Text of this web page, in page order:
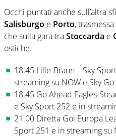
Occhi puntati anche sull’altra
Salisburgo e Porto,
che sulla gara traStoccarda e
ostiche.
18.45 Lille-Brann – Sky
streaming su NOW e Sky Go
18.45 Go Ahead Eagles-
e Sky Sport 252 e in
21.00 Diretta Gol Europa
Sport 251 e in streaming su